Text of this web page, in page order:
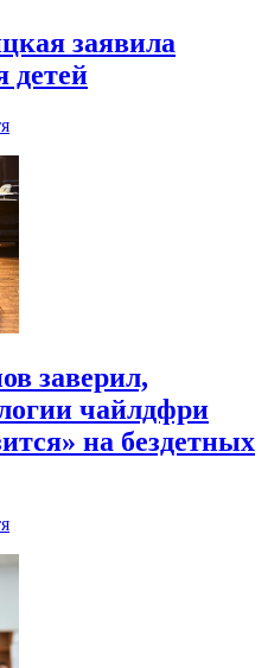
заявила
детей
заверил,
чайлдфри
на бездетных